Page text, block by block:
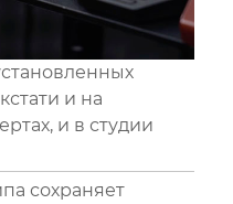
и на
и в студии
сохраняет